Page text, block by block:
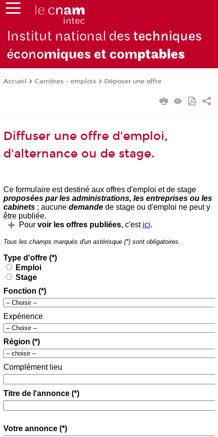
Institut national destechniques
économiques et comptables
Accueil Carrières - emplois Déposer une offre
Diffuser une offre d'emploi,
d'alternance ou de stage.